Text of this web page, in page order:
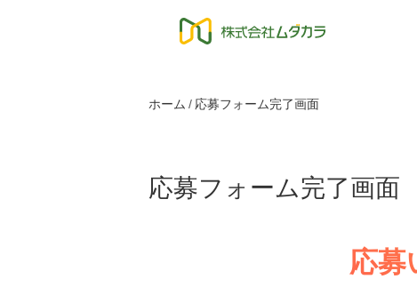
ホーム 応募フォーム完了画面
応募フォーム完了画面
応募